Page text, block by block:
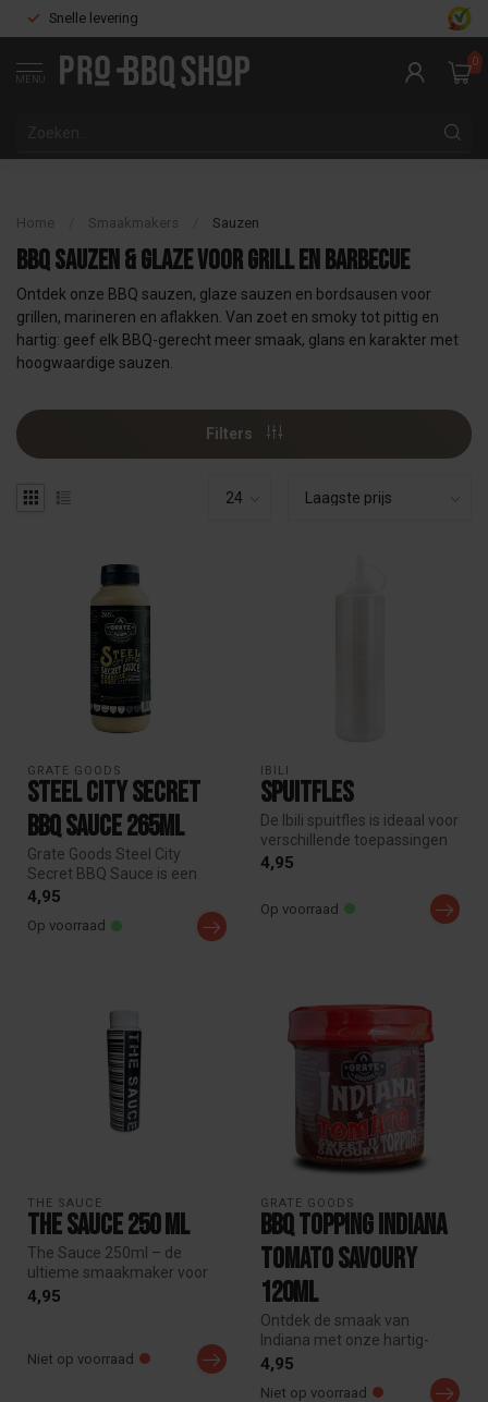
Snelle levering
MENU
0
Home Smaakmakers Sauzen
BBQ Sauzen & Glaze voor Grill en Barbecue
Ontdek onze BBQ sauzen, glaze sauzen en bordsausen voor
grillen, marineren en aflakken. Van zoet en smoky tot pittig en
hartig: geef elk BBQ-gerecht meer smaak, glans en karakter met
hoogwaardige sauzen.
Filters
GRATE GOODS
Steel city secret
BBQ Sauce 265ml
Grate Goods Steel City
Secret BBQ Sauce is een
romige, lichtzoete en hartige
4,95
Op voorraad
IBILI
Spuitfles
De Ibili spuitfles is ideaal voor
verschillende toepassingen
in keuken, BBQ of t...
4,95
Op voorraad
THE SAUCE
The Sauce 250 ML
The Sauce 250ml – de
ultieme smaakmaker voor
burgers, BBQ en meer. Rijk
4,95
Niet op voorraad
GRATE GOODS
BBQ topping Indiana
Tomato Savoury
120ml
Ontdek de smaak van
Indiana met onze hartig-
zoete en licht pittige
4,95
Niet op voorraad